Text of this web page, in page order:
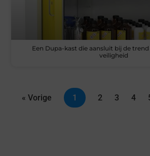
Een Dupa-kast die aansluit bij de
veiligheid
« Vorige 1 2 3 4